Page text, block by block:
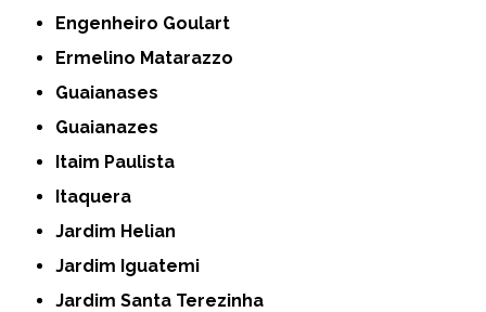
Engenheiro Goulart
Ermelino Matarazzo
Guaianases
Guaianazes
Itaim Paulista
Itaquera
Jardim Helian
Jardim Iguatemi
Jardim Santa Terezinha